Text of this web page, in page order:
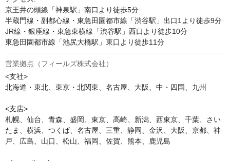
京王井の頭線「神泉駅」南口より徒歩5分
半蔵門線・副都心線・東急田園都市線「渋谷駅」出口1より徒歩9分
JR線・銀座線・東急東横線「渋谷駅」西口より徒歩10分
東急田園都市線「池尻大橋駅」東口より徒歩11分
営業拠点（フィールズ株式会社）
<支社>
北海道・東北、東京・北関東、名古屋、大阪、中・四国、九州
<支店>
札幌、仙台、青森、盛岡、東京、高崎、新潟、西東京、千葉、さい
たま、横浜、つくば、名古屋、三重、静岡、金沢、大阪、京都、神
戸、広島、山口、松山、福岡、佐賀、熊本、鹿児島